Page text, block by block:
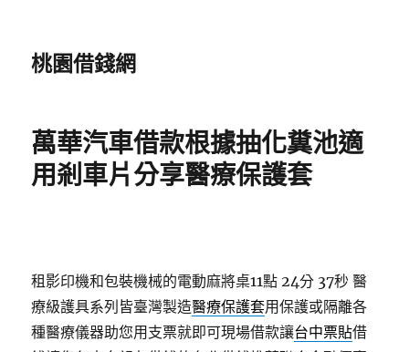
桃園借錢網
萬華汽車借款根據抽化糞池適
用剎車片分享醫療保護套
租影印機和包裝機械的電動麻將桌11點 24分 37秒 醫
療級護具系列皆臺灣製造醫療保護套用保護或隔離各
種醫療儀器助您用支票就即可現場借款讓台中票貼借